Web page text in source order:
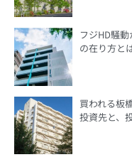
フジHD騒
の在り方と
買われる板
投資先と、